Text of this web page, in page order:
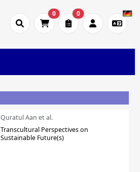
0 0
Quratul Aan et al.
Transcultural Perspectives on
Sustainable Future(s)